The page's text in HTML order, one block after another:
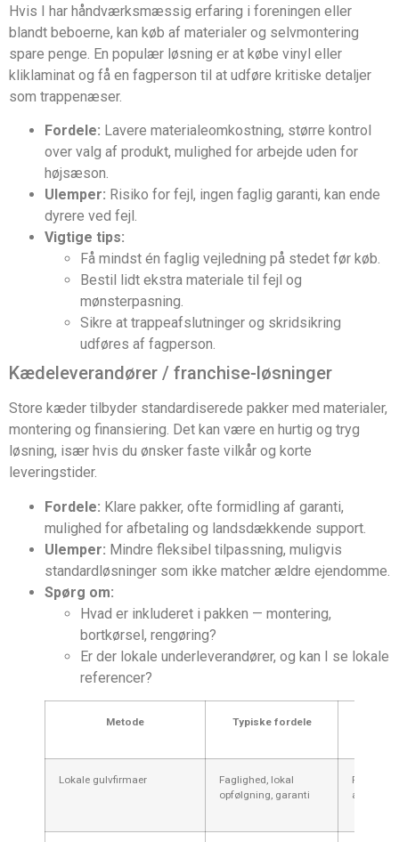
Hvis I har håndværksmæssig erfaring i foreningen eller
blandt beboerne, kan køb af materialer og selvmontering
spare penge. En populær løsning er at købe vinyl eller
kliklaminat og få en fagperson til at udføre kritiske detaljer
som trappenæser.
Fordele: Lavere materialeomkostning, større kontrol
over valg af produkt, mulighed for arbejde uden for
højsæson.
Ulemper: Risiko for fejl, ingen faglig garanti, kan ende
dyrere ved fejl.
Vigtige tips:
Få mindst én faglig vejledning på stedet før køb.
Bestil lidt ekstra materiale til fejl og
mønsterpasning.
Sikre at trappeafslutninger og skridsikring
udføres af fagperson.
Kædeleverandører / franchise-løsninger
Store kæder tilbyder standardiserede pakker med materialer,
montering og finansiering. Det kan være en hurtig og tryg
løsning, især hvis du ønsker faste vilkår og korte
leveringstider.
Fordele: Klare pakker, ofte formidling af garanti,
mulighed for afbetaling og landsdækkende support.
Ulemper: Mindre fleksibel tilpassning, muligvis
standardløsninger som ikke matcher ældre ejendomme.
Spørg om:
Hvad er inkluderet i pakken — montering,
bortkørsel, rengøring?
Er der lokale underleverandører, og kan I se lokale
referencer?
Metode Typiske fordele
Lokale gulvfirmaer
Faglighed, lokal
opfølgning, garanti